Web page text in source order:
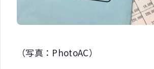
（写真：PhotoAC）